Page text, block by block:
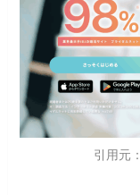
引用元：